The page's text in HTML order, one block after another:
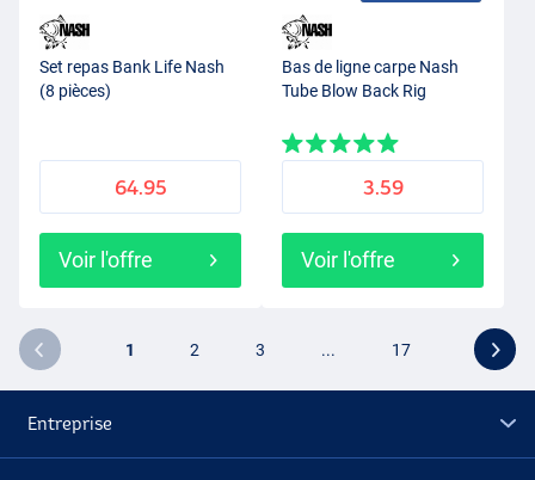
Set repas Bank Life Nash
(8 pièces)
64.95
Voir l'offre
Bas de ligne carpe Nash
Tube Blow Back Rig
3.59
Voir l'offre
1 2 3 ... 17
Entreprise